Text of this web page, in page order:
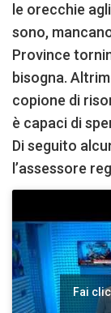
le orecchie
sono,
Province
bisogna.
copione di
è capaci di
Di seguito
l’assessore
Fai